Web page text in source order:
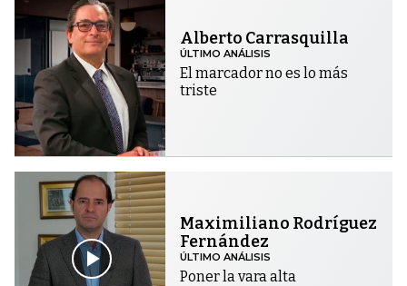
Alberto Carrasquilla
ÚLTIMO ANÁLISIS
El marcador no es lo más
triste
Maximiliano Rodríguez
Fernández
ÚLTIMO ANÁLISIS
Poner la vara alta